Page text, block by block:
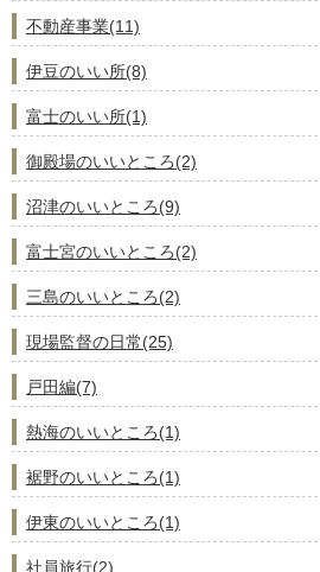
不動産事業(11)
伊豆のいい所(8)
富士のいい所(1)
御殿場のいいところ(2)
沼津のいいところ(9)
富士宮のいいところ(2)
三島のいいところ(2)
現場監督の日常(25)
戸田編(7)
熱海のいいところ(1)
裾野のいいところ(1)
伊東のいいところ(1)
社員旅行(2)